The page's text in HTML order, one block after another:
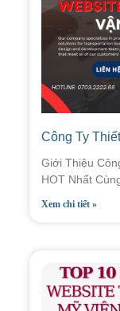
Công Ty
Giới Thiệu
HOT Nhất
Xem chi tiết »